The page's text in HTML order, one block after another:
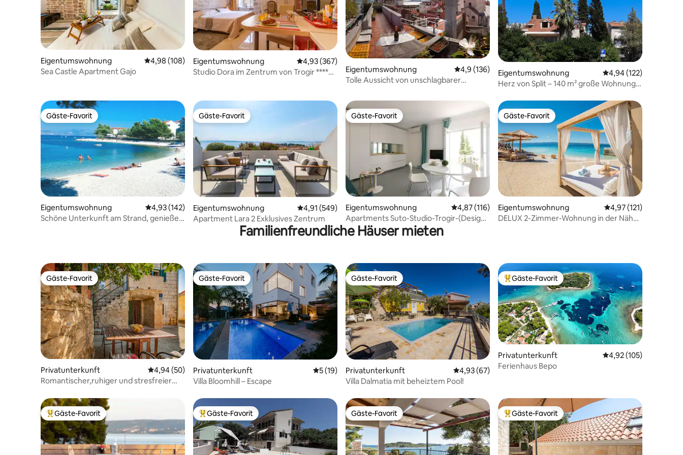
Eigentumswohnung Durchschnittliche Bewertung: 4,98 von 5, 108 Bewertungen
4,98 (108)
Sea Castle Apartment Gajo
Eigentumswohnung Durchschnittliche Bewertung: 4,93 von 5, 367 Bewertungen
4,93 (367)
Studio Dora im Zentrum von Trogir ****
Eigentumswohnung Durchschnittliche Bewertung: 4,9 von 5, 136 Bewertungen
4,9 (136)
Tolle Aussicht von unschlagbarer
Eigentumswohnung Durchschnittliche
4,94 (122)
Herz von Split – 140 m² große Wohnung
Strandes
Gäste-Favorit
Gäste-Favorit
Eigentumswohnung Durchschnittliche Bewertung: 4,93 von 5, 142 Bewertungen
4,93 (142)
Schöne Unterkunft am Strand, genieße
Gäste-Favorit
Gäste-Favorit
Eigentumswohnung Durchschnittliche Bewertung: 4,91 von 5, 549 Bewertungen
4,91 (549)
Apartment Lara 2 Exklusives Zentrum
Gäste-Favorit
Gäste-Favorit
Eigentumswohnung Durchschnittliche Bewertung: 4,87 von 5, 116 Bewertungen
4,87 (116)
Apartments Suto-Studio-Trogir-(Design,
Aussicht, Strand)
Gäste-Favorit
Gäste-Favorit
Eigentumswohnung Durchschnittliche
4,97 (121)
DELUX 2-Zimmer-Wohnung in der Nähe
Familienfreundliche Häuser mieten
Gäste-Favorit
Gäste-Favorit
Privatunterkunft Durchschnittliche Bewertung: 4,94 von 5, 50 Bewertungen
4,94 (50)
Romantischer,ruhiger und stresfreier
Gäste-Favorit
Gäste-Favorit
Privatunterkunft Durchschnittliche Bewertung: 5 von 5, 19 Bewertungen
5 (19)
Villa Bloomhill – Escape
Gäste-Favorit
Gäste-Favorit
Privatunterkunft Durchschnittliche Bewertung: 4,93 von 5, 67 Bewertungen
4,93 (67)
Villa Dalmatia mit beheiztem Pool!
Beliebter Gäste-Favorit.
Gäste-Favorit
Privatunterkunft Durchschnittliche
4,92 (105)
Ferienhaus Bepo
Beliebter Gäste-Favorit.
Gäste-Favorit Beliebter Gäste-Favorit.
Gäste-Favorit Gäste-Favorit
Gäste-Favorit Beliebter Gäste-Favorit.
Gäste-Favorit